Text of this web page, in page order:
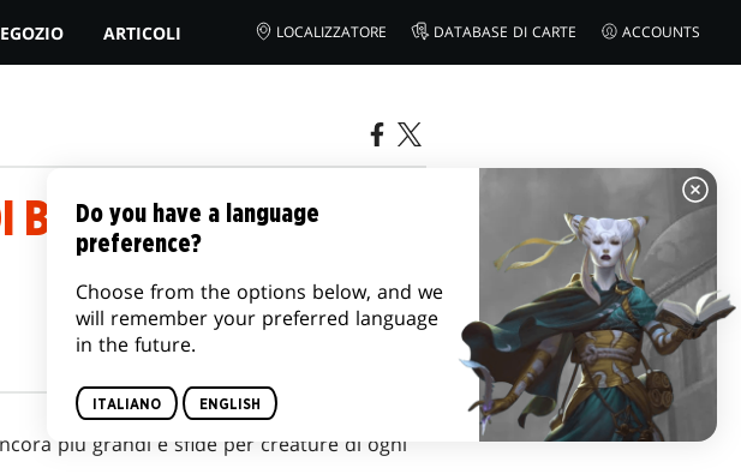
ARTICOLI LOCALIZZATORE DATABASE DI CARTE ACCOUNTS
più grandi e sfide per creature di ogni
Do you have a language
preference?
Choose from the options below, and we
will remember your preferred language
in the future.
ITALIANO ENGLISH